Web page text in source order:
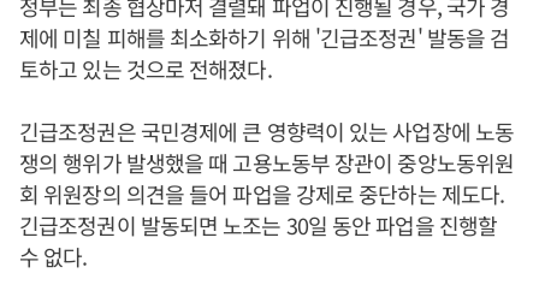
제에 미칠 피해를 최소화하기 위해 '긴급조정권' 발동을 검
토하고 있는 것으로 전해졌다.
긴급조정권은 국민경제에 큰 영향력이 있는 사업장에 노동
쟁의 행위가 발생했을 때 고용노동부 장관이 중앙노동위원
회 위원장의 의견을 들어 파업을 강제로 중단하는 제도다.
긴급조정권이 발동되면 노조는 30일 동안 파업을 진행할
수 없다.